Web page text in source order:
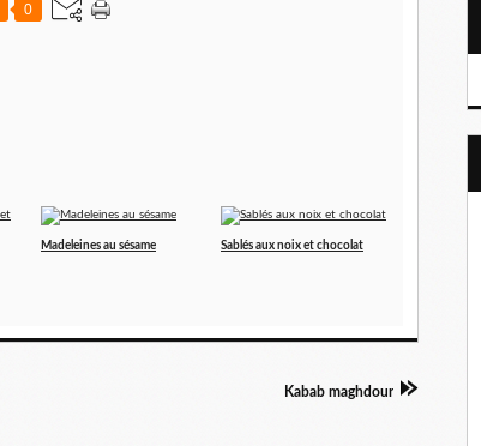
0
Madeleines au sésame Sablés aux noix et chocolat
Kabab maghdour